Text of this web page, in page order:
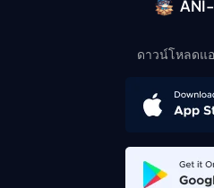
ดาวน์โหลดแ